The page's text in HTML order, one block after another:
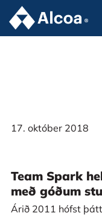
17. október 2018
Team Spark
með góðum
Árið 2011 hófst